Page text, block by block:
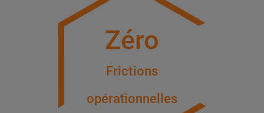
Zéro
Frictions
opérationnelles